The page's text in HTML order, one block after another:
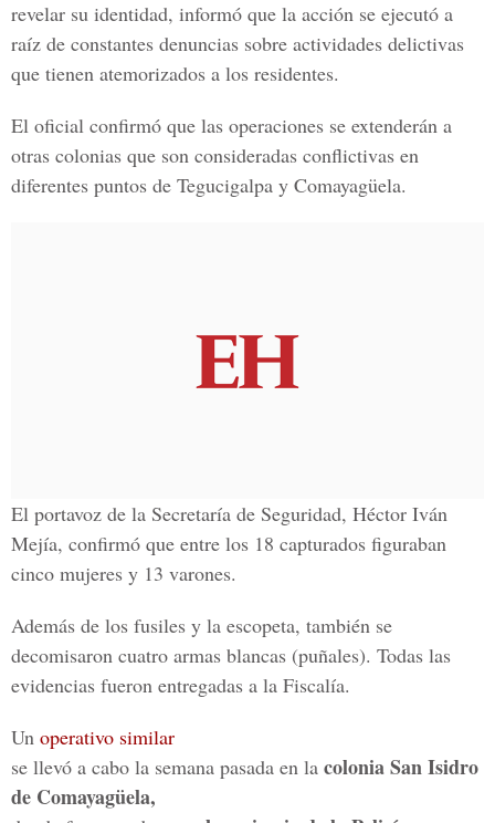
revelar su identidad, informó que la acción se ejecutó a
raíz de constantes denuncias sobre actividades delictivas
que tienen atemorizados a los residentes.
El oficial confirmó que las operaciones se extenderán a
otras colonias que son consideradas conflictivas en
diferentes puntos de Tegucigalpa y Comayagüela.
El portavoz de la Secretaría de Seguridad, Héctor Iván
Mejía, confirmó que entre los 18 capturados figuraban
cinco mujeres y 13 varones.
Además de los fusiles y la escopeta, también se
decomisaron cuatro armas blancas (puñales). Todas las
evidencias fueron entregadas a la Fiscalía.
Un operativo similar
se llevó a cabo la semana pasada en la colonia San Isidro
de Comayagüela,